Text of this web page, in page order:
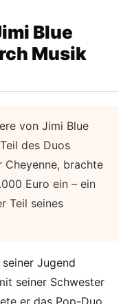
Blue
Musik
von Jimi Blue
des Duos
Cheyenne, brachte
Euro ein – ein
Teil seines
Jugend
seiner Schwester